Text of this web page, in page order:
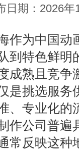
日期：2026
海作为中国
到特色鲜明
成熟且竞争
是挑选服务
、专业化的
作公司 普遍
常反映这种